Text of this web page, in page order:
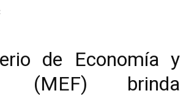
de Economía y
(MEF) brinda